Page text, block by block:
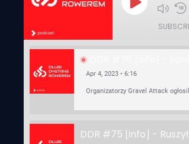
Play
Apr 4, 2023 • 6:16